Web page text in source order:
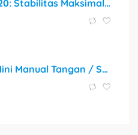
Tripod 3120: Stabilitas Maksimal untuk Kreativitas Tanpa Batas
Blender Mini Manual Tangan / Speedy Chopper 170ML